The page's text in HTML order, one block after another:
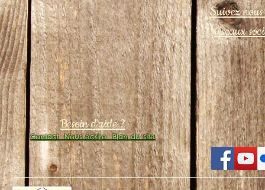
Suivez
réseaux
Besoin d'aide ?
ContactNous écrirePlan du site